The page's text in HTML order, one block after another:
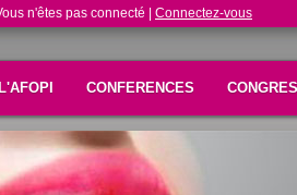
n'êtes pas connecté | Connectez-vous
L'AFOPI CONFERENCES CONGRES